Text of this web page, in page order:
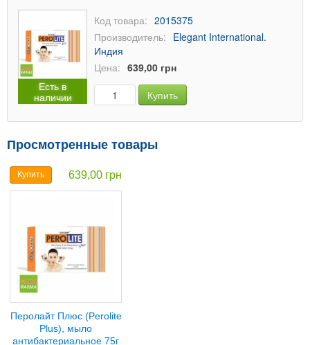
Есть в
наличии
Код товара: 2015375
Производитель: Elegant International.
Индия
Цена: 639,00 грн
Купить
Просмотренные товары
Купить 639,00 грн
Перолайт Плюс (Perolite
Plus), мыло
антибактериальное 75г